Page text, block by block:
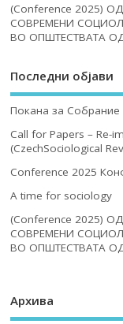
(Conference 2025)
СОВРЕМЕНИ
ВО ОПШТЕСТВАТА
Последни објави
Покана за
Call for Papers – Re-
(CzechSociological
Conference 2025
A time for sociology
(Conference 2025)
СОВРЕМЕНИ
ВО ОПШТЕСТВАТА
Архива